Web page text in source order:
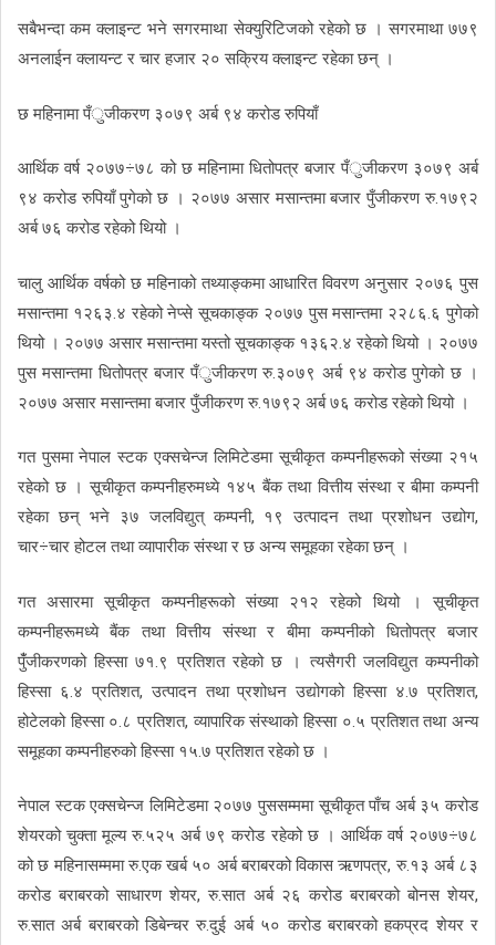
सबैभन्दा कम क्लाइन्ट भने सगरमाथा सेक्युरिटिजको रहेको छ । सगरमाथा ७७९
अनलाईन क्लायन्ट र चार हजार २० सक्रिय क्लाइन्ट रहेका छन् ।
छ महिनामा पँुजीकरण ३०७९ अर्ब ९४ करोड रुपियाँ
आर्थिक वर्ष २०७७÷७८ को छ महिनामा धितोपत्र बजार पँुजीकरण ३०७९ अर्ब
९४ करोड रुपियाँ पुगेको छ । २०७७ असार मसान्तमा बजार पुँजीकरण रु.१७९२
अर्ब ७६ करोड रहेको थियो ।
चालु आर्थिक वर्षको छ महिनाको तथ्याङ्कमा आधारित विवरण अनुसार २०७६ पुस
मसान्तमा १२६३.४ रहेको नेप्से सूचकाङ्क २०७७ पुस मसान्तमा २२८६.६ पुगेको
थियो । २०७७ असार मसान्तमा यस्तो सूचकाङ्क १३६२.४ रहेको थियो । २०७७
पुस मसान्तमा धितोपत्र बजार पँुजीकरण रु.३०७९ अर्ब ९४ करोड पुगेको छ ।
२०७७ असार मसान्तमा बजार पुँजीकरण रु.१७९२ अर्ब ७६ करोड रहेको थियो ।
गत पुसमा नेपाल स्टक एक्सचेन्ज लिमिटेडमा सूचीकृत कम्पनीहरूको संख्या २१५
रहेको छ । सूचीकृत कम्पनीहरुमध्ये १४५ बैंक तथा वित्तीय संस्था र बीमा कम्पनी
रहेका छन् भने ३७ जलविद्युत् कम्पनी, १९ उत्पादन तथा प्रशोधन उद्योग,
चार÷चार होटल तथा व्यापारीक संस्था र छ अन्य समूहका रहेका छन् ।
गत असारमा सूचीकृत कम्पनीहरूको संख्या २१२ रहेको थियो । सूचीकृत
कम्पनीहरूमध्ये बैंक तथा वित्तीय संस्था र बीमा कम्पनीको धितोपत्र बजार
पुँंजीकरणको हिस्सा ७१.९ प्रतिशत रहेको छ । त्यसैगरी जलविद्युत कम्पनीको
हिस्सा ६.४ प्रतिशत, उत्पादन तथा प्रशोधन उद्योगको हिस्सा ४.७ प्रतिशत,
होटेलको हिस्सा ०.८ प्रतिशत, व्यापारिक संस्थाको हिस्सा ०.५ प्रतिशत तथा अन्य
समूहका कम्पनीहरुको हिस्सा १५.७ प्रतिशत रहेको छ ।
नेपाल स्टक एक्सचेन्ज लिमिटेडमा २०७७ पुससम्ममा सूचीकृत पाँच अर्ब ३५ करोड
शेयरको चुक्ता मूल्य रु.५२५ अर्ब ७९ करोड रहेको छ । आर्थिक वर्ष २०७७÷७८
को छ महिनासम्ममा रु.एक खर्ब ५० अर्ब बराबरको विकास ऋणपत्र, रु.१३ अर्ब ८३
करोड बराबरको साधारण शेयर, रु.सात अर्ब २६ करोड बराबरको बोनस शेयर,
रु.सात अर्ब बराबरको डिबेन्चर रु.दुई अर्ब ५० करोड बराबरको हकप्रद शेयर र